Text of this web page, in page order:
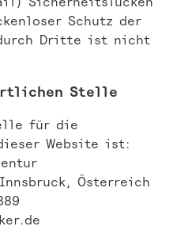
Schutz der
Dritte ist nicht
Stelle
für die
Website ist:
Österreich